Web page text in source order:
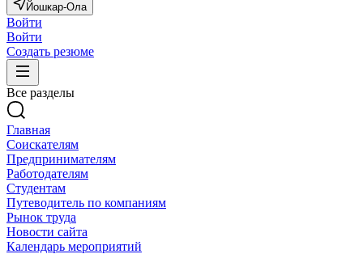
Йошкар-Ола
Войти
Войти
Создать резюме
Все разделы
Главная
Соискателям
Предпринимателям
Работодателям
Студентам
Путеводитель по компаниям
Рынок труда
Новости сайта
Календарь мероприятий